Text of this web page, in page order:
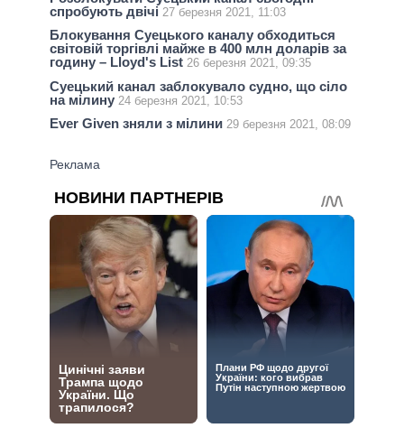
спробують двічі 27 березня 2021, 11:03
Блокування Суецького каналу обходиться
світовій торгівлі майже в 400 млн доларів за
годину – Lloyd's List 26 березня 2021, 09:35
Суецький канал заблокувало судно, що сіло
на мілину 24 березня 2021, 10:53
Ever Given зняли з мілини 29 березня 2021, 08:09